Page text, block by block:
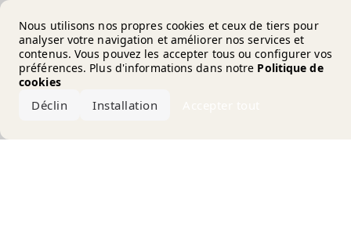
Nous utilisons nos propres cookies et ceux de tiers pour
analyser votre navigation et améliorer nos services et
contenus. Vous pouvez les accepter tous ou configurer vos
préférences. Plus d'informations dans notre Politique de
cookies
Déclin Installation
Error loading the brand